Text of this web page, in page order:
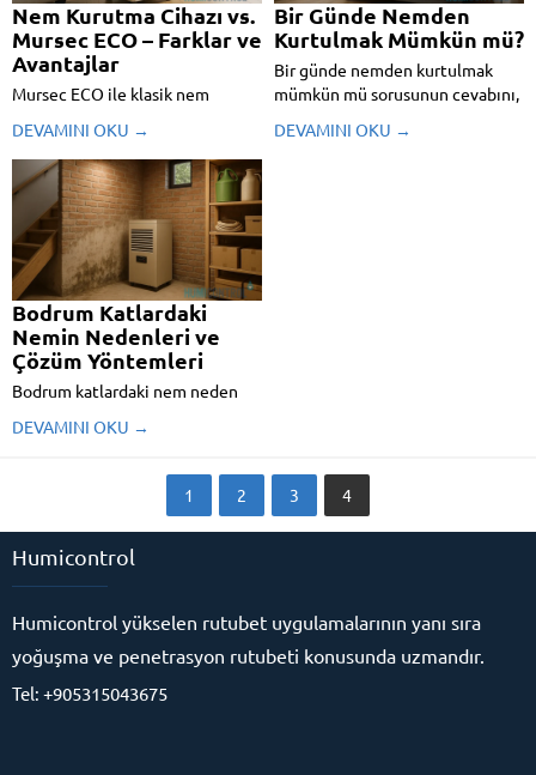
Nem Kurutma Cihazı vs.
Mursec ECO – Farklar ve
Avantajlar
Mursec ECO ile klasik nem
farkları keşfedin, kalıcı çözümler
ve enerji verimliliği konusunda
doğru tercihi yapın.
DEVAMINI OKU →
Bir Günde Nemden
Kurtulmak Mümkün mü?
Bir günde nemden kurtulmak
mümkün mü sorusunun cevabını,
yönleriyle bu yazıda bulacaksınız.
DEVAMINI OKU →
Bodrum Katlardaki
Nemin Nedenleri ve
Çözüm Yöntemleri
Bodrum katlardaki nem neden
Elektro-osmosis teknolojisi ile
DEVAMINI OKU →
1 2 3 4
Humicontrol
Humicontrol yükselen rutubet uygulamalarının yanı sıra
yoğuşma ve penetrasyon rutubeti konusunda uzmandır.
Tel: +905315043675